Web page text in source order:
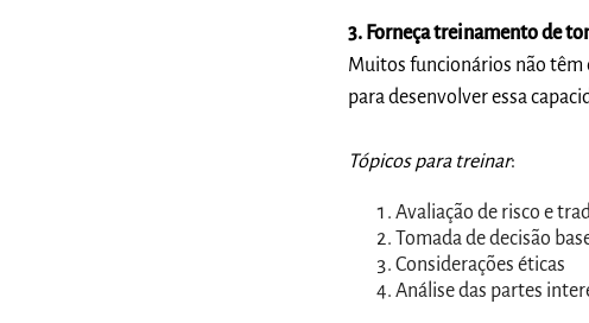
3. Forneça treinamento de
Muitos funcionários não têm
para desenvolver essa
Tópicos para treinar:
Avaliação de risco e
Tomada de decisão
Considerações éticas
Análise das partes